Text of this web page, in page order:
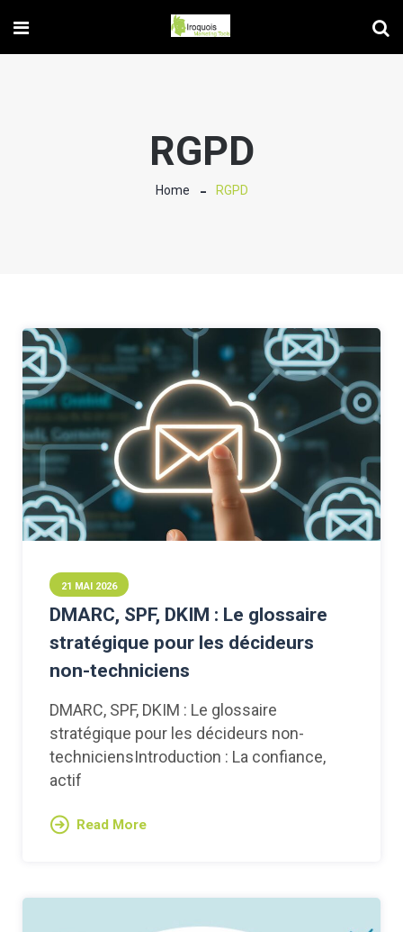
RGPD
Home RGPD
21 MAI 2026
DMARC, SPF, DKIM : Le glossaire
stratégique pour les décideurs
non-techniciens
DMARC, SPF, DKIM : Le glossaire
stratégique pour les décideurs non-
techniciensIntroduction : La confiance,
actif
Read More